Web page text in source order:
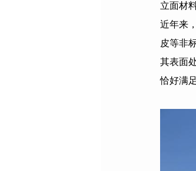
立面材
近年来
皮等非
其表面
恰好满